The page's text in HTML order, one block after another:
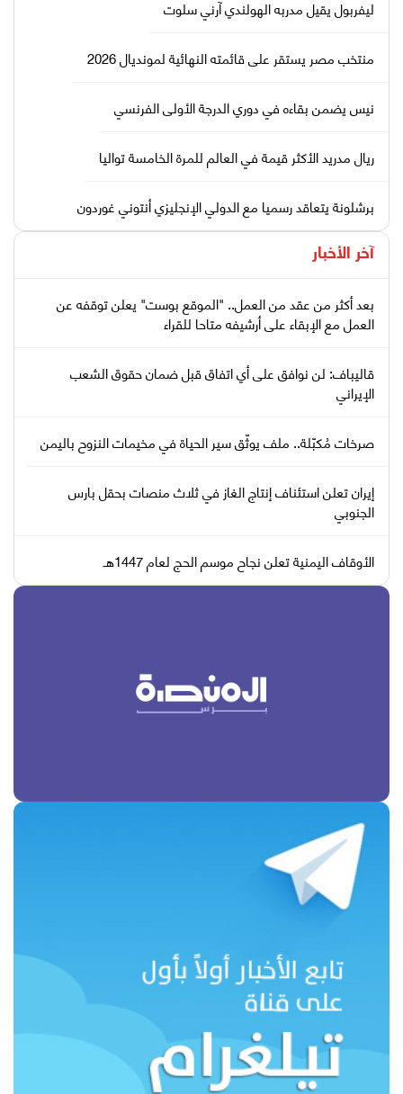
ليفربول يقيل مدربه الهولندي آرني سلوت
منتخب مصر يستقر على قائمته النهائية لمونديال 2026
نيس يضمن بقاءه في دوري الدرجة الأولى الفرنسي
ريال مدريد الأكثر قيمة في العالم للمرة الخامسة تواليا
برشلونة يتعاقد رسميا مع الدولي الإنجليزي أنتوني غوردون
آخر الأخبار
بعد أكثر من عقد من العمل.. "الموقع بوست" يعلن توقفه عن
العمل مع الإبقاء على أرشيفه متاحا للقراء
قاليباف: لن نوافق على أي اتفاق قبل ضمان حقوق الشعب
الإيراني
صرخات مُكبّلة.. ملف يوثّق سير الحياة في مخيمات النزوح باليمن
إيران تعلن استئناف إنتاج الغاز في ثلاث منصات بحقل بارس
الجنوبي
الأوقاف اليمنية تعلن نجاح موسم الحج لعام 1447هـ